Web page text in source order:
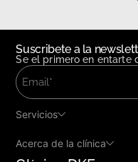
Suscribete a la
Se el primero en entarte
Servicios
Acerca de la clínica